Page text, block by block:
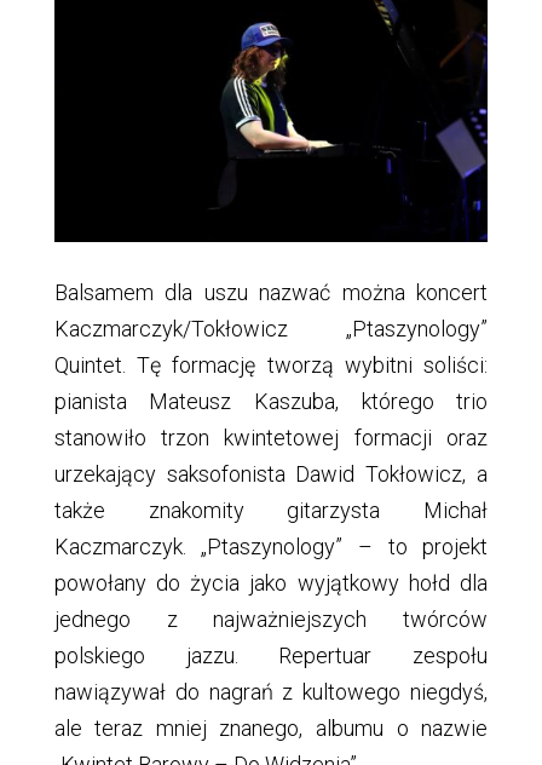
Balsamem dla uszu nazwać można koncert
Kaczmarczyk/Tokłowicz „Ptaszynology”
Quintet. Tę formację tworzą wybitni soliści:
pianista Mateusz Kaszuba, którego trio
stanowiło trzon kwintetowej formacji oraz
urzekający saksofonista Dawid Tokłowicz, a
także znakomity gitarzysta Michał
Kaczmarczyk. „Ptaszynology” – to projekt
powołany do życia jako wyjątkowy hołd dla
jednego z najważniejszych twórców
polskiego jazzu. Repertuar zespołu
nawiązywał do nagrań z kultowego niegdyś,
ale teraz mniej znanego, albumu o nazwie